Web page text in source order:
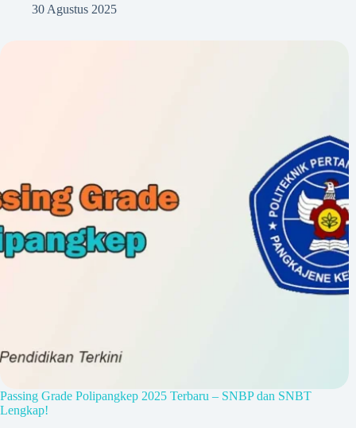
30 Agustus 2025
Passing Grade Polipangkep 2025 Terbaru – SNBP dan SNBT
Lengkap!